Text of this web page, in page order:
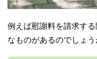
例えば慰謝料を請求す
なものがあるのでしょう